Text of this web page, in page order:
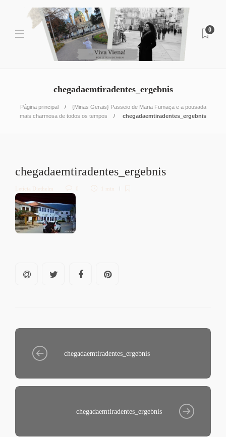
0
chegadaemtiradentes_ergebnis
Página principal
{Minas Gerais} Passeio de Maria Fumaça e a pousada
mais charmosa de todos os tempos
chegadaemtiradentes_ergebnis
chegadaemtiradentes_ergebnis
Letícia Diethelm 0 1 min
chegadaemtiradentes_ergebnis
chegadaemtiradentes_ergebnis